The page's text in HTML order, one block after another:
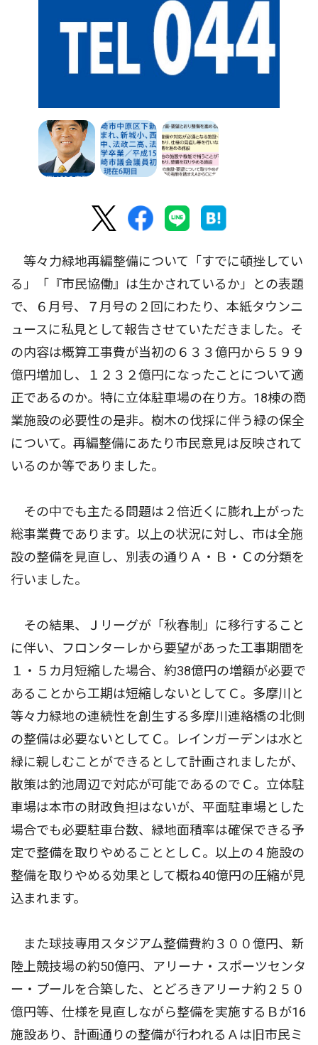
等々力緑地再編整備について「すでに頓挫してい
る」「『市民協働』は生かされているか」との表題
で、６月号、７月号の２回にわたり、本紙タウンニ
ュースに私見として報告させていただきました。そ
の内容は概算工事費が当初の６３３億円から５９９
億円増加し、１２３２億円になったことについて適
正であるのか。特に立体駐車場の在り方。18棟の商
業施設の必要性の是非。樹木の伐採に伴う緑の保全
について。再編整備にあたり市民意見は反映されて
いるのか等でありました。
その中でも主たる問題は２倍近くに膨れ上がった
総事業費であります。以上の状況に対し、市は全施
設の整備を見直し、別表の通りＡ・Ｂ・Ｃの分類を
行いました。
その結果、Ｊリーグが「秋春制」に移行すること
に伴い、フロンターレから要望があった工事期間を
１・５カ月短縮した場合、約38億円の増額が必要で
あることから工期は短縮しないとしてＣ。多摩川と
等々力緑地の連続性を創生する多摩川連絡橋の北側
の整備は必要ないとしてＣ。レインガーデンは水と
緑に親しむことができるとして計画されましたが、
散策は釣池周辺で対応が可能であるのでＣ。立体駐
車場は本市の財政負担はないが、平面駐車場とした
場合でも必要駐車台数、緑地面積率は確保できる予
定で整備を取りやめることとしＣ。以上の４施設の
整備を取りやめる効果として概ね40億円の圧縮が見
込まれます。
また球技専用スタジアム整備費約３００億円、新
陸上競技場の約50億円、アリーナ・スポーツセンタ
ー・プールを合築した、とどろきアリーナ約２５０
億円等、仕様を見直しながら整備を実施するＢが16
施設あり、計画通りの整備が行われるＡは旧市民ミ